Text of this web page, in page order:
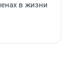
в жизни